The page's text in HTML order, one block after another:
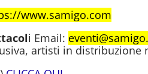
www.samigo.com
i Email:
artisti in distribuzione